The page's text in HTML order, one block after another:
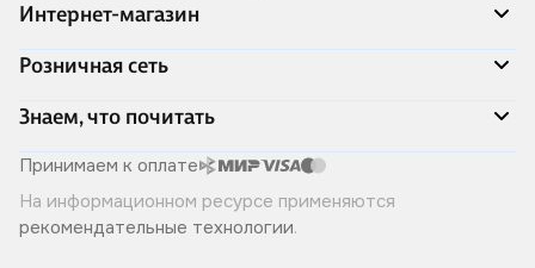
Интернет-магазин
Акции
Доставка и оплата
Программа лояльности
Подарочные сертификаты
Правила продажи
Политика конфиденциальности
Розничная сеть
Адреса магазинов
Книжный Дозор
О компании
Читай-город для бизнеса
Хотите у нас работать?
Знаем, что почитать
Скоро в продаже
Лучшие из лучших
Читай-журнал
Принимаем к оплате
На информационном ресурсе применяются
рекомендательные технологии.